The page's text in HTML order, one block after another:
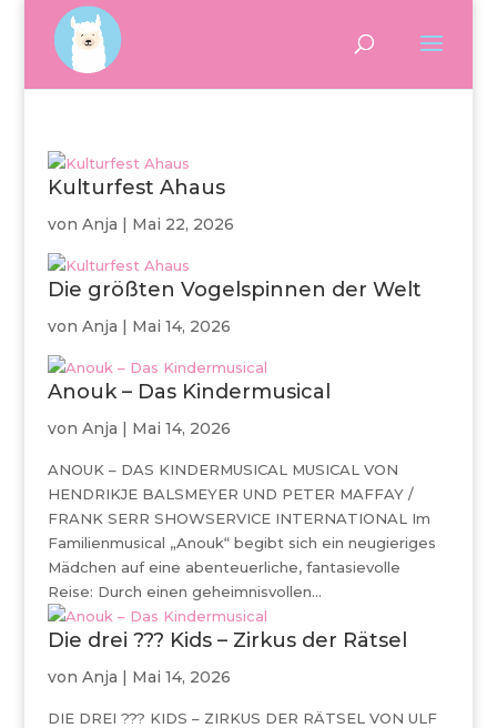
Kulturfest Ahaus
von Anja | Mai 22, 2026
Die größten Vogelspinnen der Welt
von Anja | Mai 14, 2026
Anouk – Das Kindermusical
von Anja | Mai 14, 2026
ANOUK – DAS KINDERMUSICAL MUSICAL VON
HENDRIKJE BALSMEYER UND PETER MAFFAY /
FRANK SERR SHOWSERVICE INTERNATIONAL Im
Familienmusical „Anouk“ begibt sich ein neugieriges
Mädchen auf eine abenteuerliche, fantasievolle
Reise: Durch einen geheimnisvollen...
Die drei ??? Kids – Zirkus der Rätsel
von Anja | Mai 14, 2026
DIE DREI ??? KIDS – ZIRKUS DER RÄTSEL VON ULF